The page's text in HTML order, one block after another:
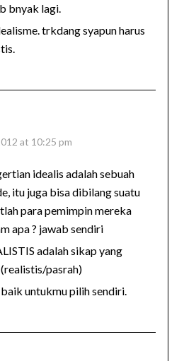
bnyak lagi.
trkdang syapun harus
at 10:25 pm
idealis adalah sebuah
itu juga bisa dibilang suatu
para pemimpin mereka
apa ? jawab sendiri
adalah sikap yang
pasrah)
untukmu pilih sendiri.